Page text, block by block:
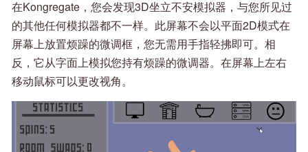
在Kongregate，您会发现3D坐立不安模拟器，与您所见过
的其他任何模拟器都不一样。此屏幕不会以平面2D模式在
屏幕上放置烦躁的微调框，您无需用手指轻拂即可。相
反，它从字面上模拟您持有烦躁的微调器。在屏幕上左右
移动鼠标可以更改视角。